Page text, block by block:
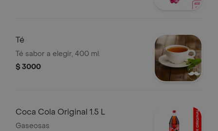
Té
Té sabor a elegir, 400 ml.
$ 3000
Coca Cola Original 1.5 L
Gaseosas